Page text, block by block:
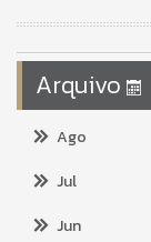
Arquivo
Ago
Jul
Jun